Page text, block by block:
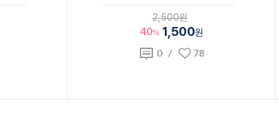
2,500원
40% 1,500원
0/ 78